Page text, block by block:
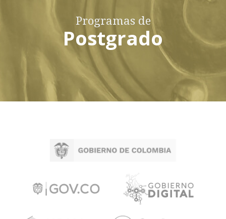
Programas de
Postgrado